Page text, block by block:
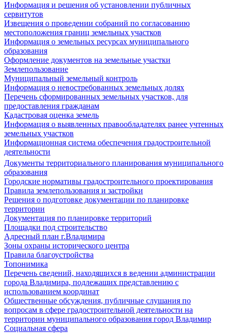
Информация и решения об установлении публичных
сервитутов
Извещения о проведении собраний по согласованию
местоположения границ земельных участков
Информация о земельных ресурсах муниципального
образования
Оформление документов на земельные участки
Землепользование
Муниципальный земельный контроль
Информация о невостребованных земельных долях
Перечень сформированных земельных участков, для
предоставления гражданам
Кадастровая оценка земель
Информация о выявленных правообладателях ранее учтенных
земельных участков
Информационная система обеспечения градостроительной
деятельности
Документы территориального планирования муниципального
образования
Городские нормативы градостроительного проектирования
Правила землепользования и застройки
Решения о подготовке документации по планировке
территории
Документация по планировке территорий
Площадки под строительство
Адресный план г.Владимира
Зоны охраны исторического центра
Правила благоустройства
Топонимика
Перечень сведений, находящихся в ведении администрации
города Владимира, подлежащих представлению с
использованием координат
Общественные обсуждения, публичные слушания по
вопросам в сфере градостроительной деятельности на
территории муниципального образования город Владимир
Социальная сфера